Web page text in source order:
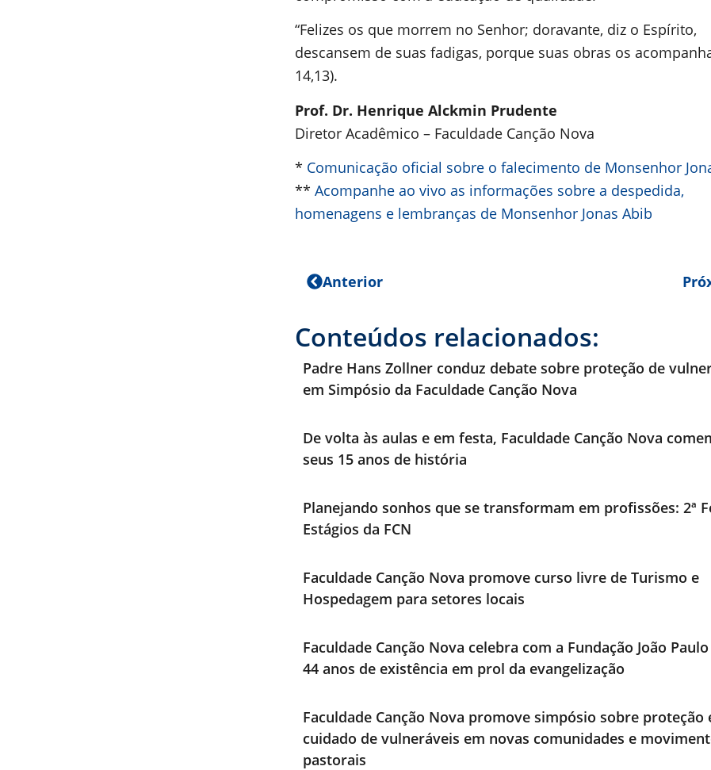
“Felizes os que morrem no Senhor; doravante, diz o Espírito,
descansem de suas fadigas, porque suas obras os
14,13).
Prof. Dr. Henrique Alckmin Prudente
Diretor Acadêmico – Faculdade Canção Nova
* Comunicação oficial sobre o falecimento de Monsenhor
** Acompanhe ao vivo as informações sobre a despedida,
homenagens e lembranças de Monsenhor Jonas Abib
Anterior
Conteúdos relacionados:
Padre Hans Zollner conduz debate sobre proteção de
em Simpósio da Faculdade Canção Nova
De volta às aulas e em festa, Faculdade Canção Nova
seus 15 anos de história
Planejando sonhos que se transformam em profissões: 2ª
Estágios da FCN
Faculdade Canção Nova promove curso livre de Turismo e
Hospedagem para setores locais
Faculdade Canção Nova celebra com a Fundação João
44 anos de existência em prol da evangelização
Faculdade Canção Nova promove simpósio sobre proteção
cuidado de vulneráveis em novas comunidades e
pastorais